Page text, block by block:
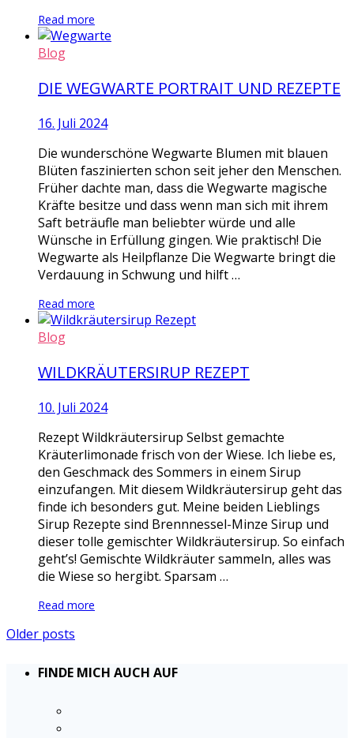
Read more
Blog
DIE WEGWARTE PORTRAIT UND REZEPTE
16. Juli 2024
Die wunderschöne Wegwarte Blumen mit blauen
Blüten faszinierten schon seit jeher den Menschen.
Früher dachte man, dass die Wegwarte magische
Kräfte besitze und dass wenn man sich mit ihrem
Saft beträufle man beliebter würde und alle
Wünsche in Erfüllung gingen. Wie praktisch! Die
Wegwarte als Heilpflanze Die Wegwarte bringt die
Verdauung in Schwung und hilft …
Read more
Blog
WILDKRÄUTERSIRUP REZEPT
10. Juli 2024
Rezept Wildkräutersirup Selbst gemachte
Kräuterlimonade frisch von der Wiese. Ich liebe es,
den Geschmack des Sommers in einem Sirup
einzufangen. Mit diesem Wildkräutersirup geht das
finde ich besonders gut. Meine beiden Lieblings
Sirup Rezepte sind Brennnessel-Minze Sirup und
dieser tolle gemischter Wildkräutersirup. So einfach
geht’s! Gemischte Wildkräuter sammeln, alles was
die Wiese so hergibt. Sparsam …
Read more
Older posts
FINDE MICH AUCH AUF